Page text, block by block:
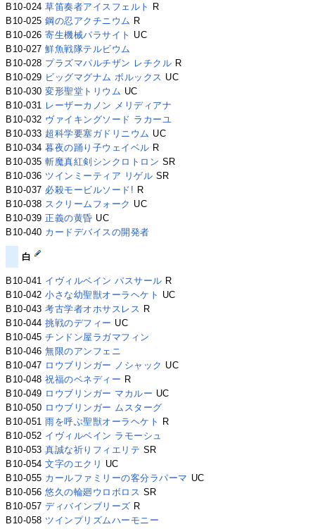
B10-024草笛奏者アイスフェルト
R
B10-025鋼の忍アクチニウム R
B10-026寄生機械パラサイト UC
B10-027鮮魚戦隊テルビウム
B10-028 プラズマパルチザン レチクル R
B10-029 ビッグマグナム ボルックス UC
B10-030変形聖堂トリウム UC
B10-031
レーザーカノン メリディアナ
B10-032 ヴァイキングソード ラカーユ
B10-033 超科学要塞ガドリニウム UC
B10-034暮夜の踊り子ウェイベル R
B10-035斬魔真紅剣シンクロトロン SR
B10-036 ツインミーティア リゲル SR
B10-037 必殺モービルソード! R
B10-038 スクリームフォーク UC
B10-039正義の黄昏 UC
B10-040 カードデバイスの開発者
白
B10-041 イヴィルベイン パスサール R
B10-042小さな幼聖獣オーラヘケト UC
B10-043考古学者オホサスレス R
B10-044挑戦のデフィー UC
B10-045チンドン屋ラガマフィン
B10-046無限のアンフェニ
B10-047 ロウブリンガー ノシャック UC
B10-048祝福のベネディー R
B10-049 ロウブリンガー マカルー UC
B10-050 ロウブリンガー ムスターグ
B10-051雨を呼ぶ聖獣オーラヘケト
R
B10-052 イヴィルベイン ラモーシュ
B10-053真誠な祈りフィエリテ SR
B10-054文字のエクリ UC
B10-055 カールファミリーの客分ラパーマ UC
B10-056悠久の輪廻ウロボロス SR
B10-057ディバインブリーズ R
B10-058 ツインプリズムハーモニー